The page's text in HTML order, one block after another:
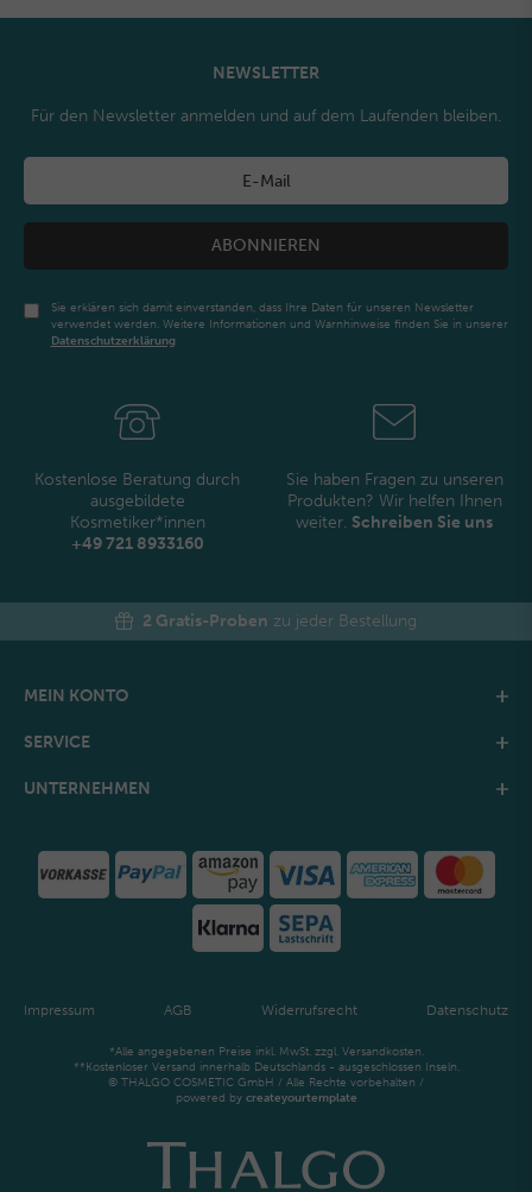
NEWSLETTER
Für den Newsletter anmelden und auf dem Laufenden bleiben.
ABONNIEREN
Sie erklären sich damit einverstanden, dass Ihre Daten für unseren Newsletter
verwendet werden. Weitere Informationen und Warnhinweise finden Sie in unserer
Daten­schutz­erklärung
Kostenlose Beratung durch
ausgebildete
Kosmetiker*innen
+49 721 8933160
Sie haben Fragen zu unseren
Produkten? Wir helfen Ihnen
weiter. Schreiben Sie uns
2 Gratis-Proben zu jeder Bestellung
MEIN KONTO
SERVICE
UNTERNEHMEN
Impressum AGB Widerrufsrecht Datenschutz
*Alle angegebenen Preise inkl. MwSt. zzgl. Versandkosten.
**Kostenloser Versand innerhalb Deutschlands - ausgeschlossen Inseln.
© THALGO COSMETIC GmbH / Alle Rechte vorbehalten /
powered by createyourtemplate